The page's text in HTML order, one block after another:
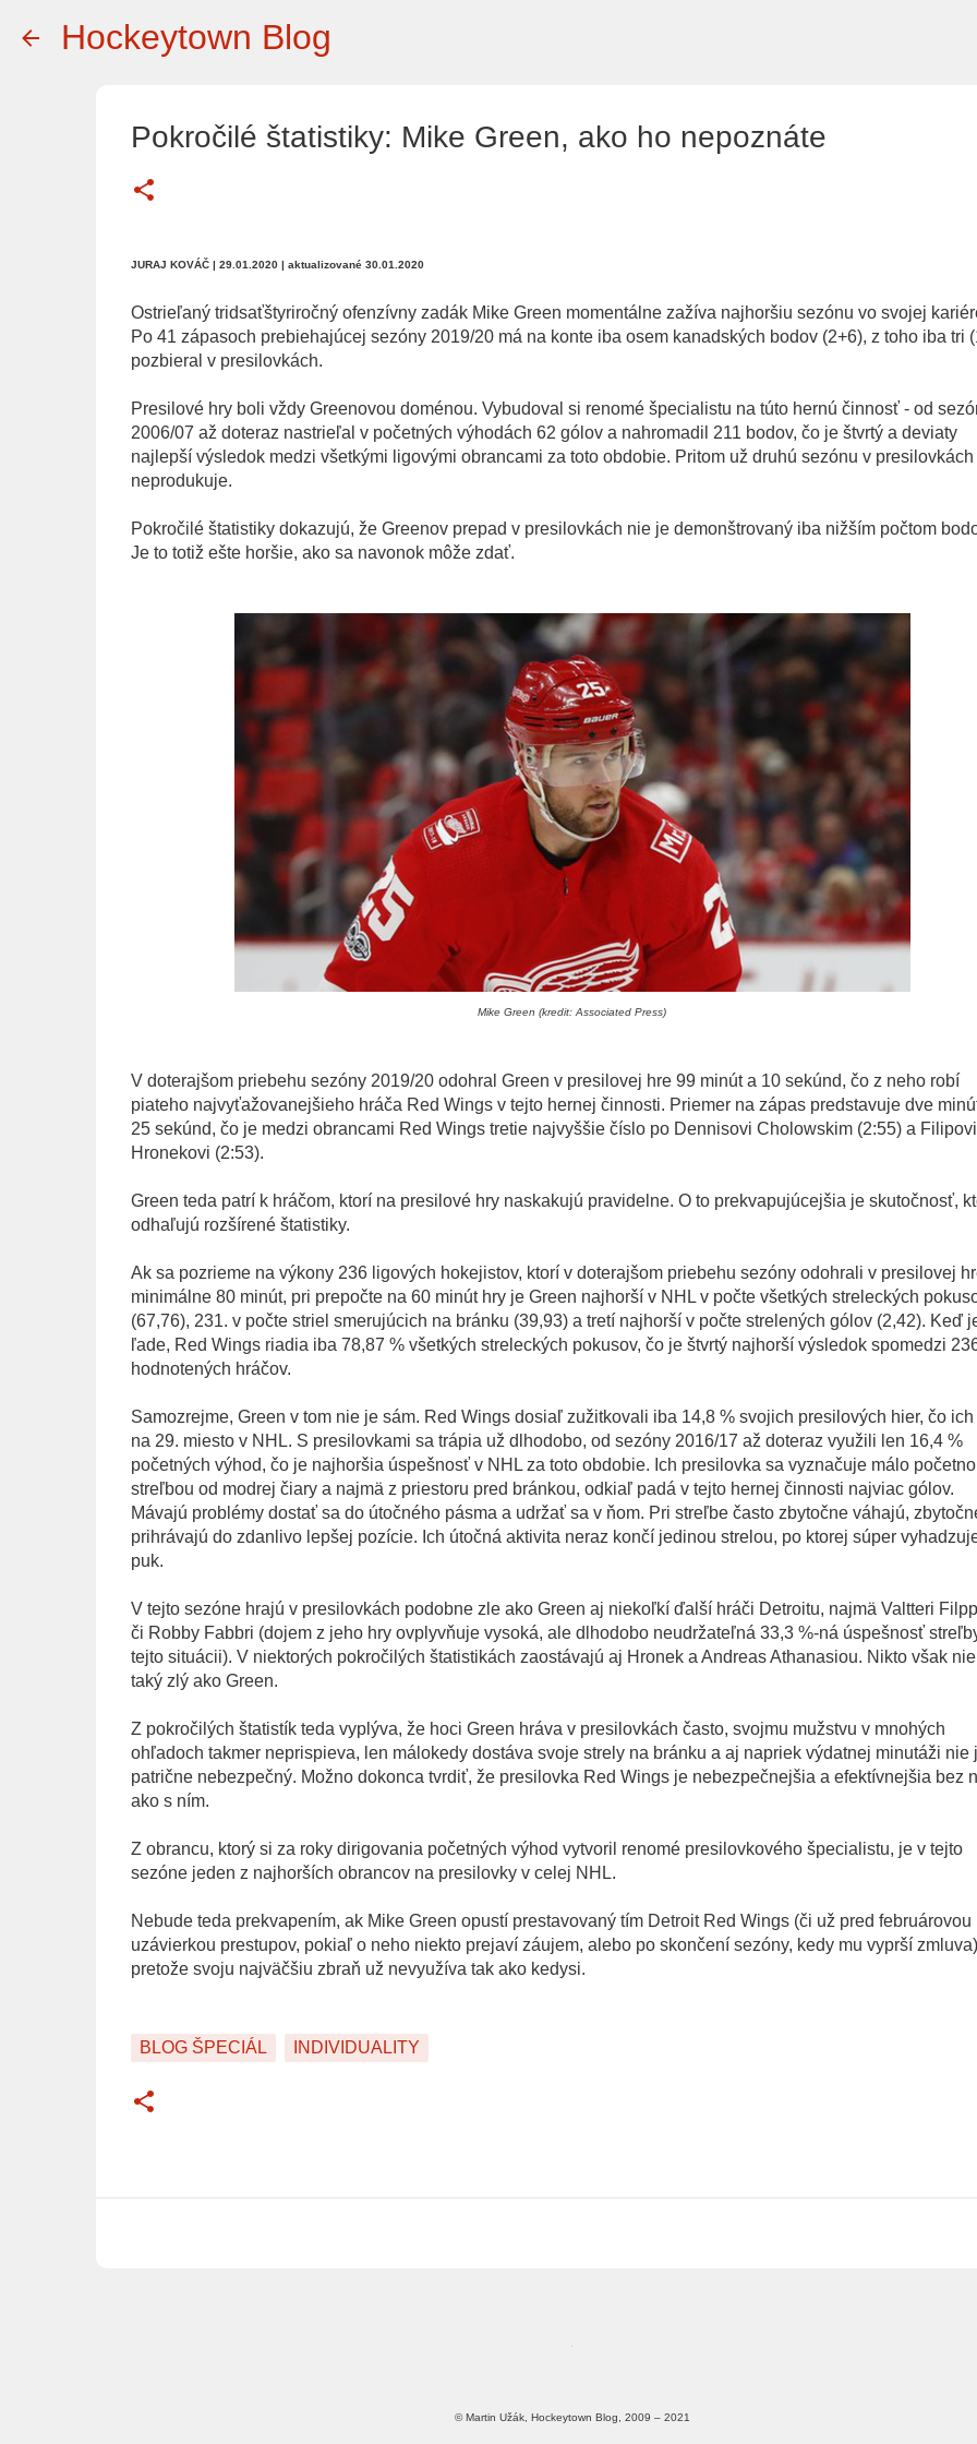
Hockeytown Blog
Pokročilé štatistiky: Mike Green, ako ho nepoznáte
JURAJ KOVÁČ | 29.01.2020 | aktualizované 30.01.2020
Ostrieľaný tridsaťštyriročný ofenzívny zadák Mike Green momentálne zažíva najhoršiu sezónu vo svojej
Po 41 zápasoch prebiehajúcej sezóny 2019/20 má na konte iba osem kanadských bodov (2+6), z toho iba tri
pozbieral v presilovkách.
Presilové hry boli vždy Greenovou doménou. Vybudoval si renomé špecialistu na túto hernú činnosť - od
2006/07 až doteraz nastrieľal v početných výhodách 62 gólov a nahromadil 211 bodov, čo je štvrtý a deviaty
najlepší výsledok medzi všetkými ligovými obrancami za toto obdobie. Pritom už druhú sezónu v
neprodukuje.
Pokročilé štatistiky dokazujú, že Greenov prepad v presilovkách nie je demonštrovaný iba nižším počtom
Je to totiž ešte horšie, ako sa navonok môže zdať.
Mike Green (kredit: Associated Press)
V doterajšom priebehu sezóny 2019/20 odohral Green v presilovej hre 99 minút a 10 sekúnd, čo z neho robí
piateho najvyťažovanejšieho hráča Red Wings v tejto hernej činnosti. Priemer na zápas predstavuje dve
25 sekúnd, čo je medzi obrancami Red Wings tretie najvyššie číslo po Dennisovi Cholowskim (2:55) a Filipovi
Hronekovi (2:53).
Green teda patrí k hráčom, ktorí na presilové hry naskakujú pravidelne. O to prekvapujúcejšia je skutočnosť,
odhaľujú rozšírené štatistiky.
Ak sa pozrieme na výkony 236 ligových hokejistov, ktorí v doterajšom priebehu sezóny odohrali v presilovej
minimálne 80 minút, pri prepočte na 60 minút hry je Green najhorší v NHL v počte všetkých streleckých
(67,76), 231. v počte striel smerujúcich na bránku (39,93) a tretí najhorší v počte strelených gólov (2,42). Keď
ľade, Red Wings riadia iba 78,87 % všetkých streleckých pokusov, čo je štvrtý najhorší výsledok spomedzi
hodnotených hráčov.
Samozrejme, Green v tom nie je sám. Red Wings dosiaľ zužitkovali iba 14,8 % svojich presilových hier, čo ich
na 29. miesto v NHL. S presilovkami sa trápia už dlhodobo, od sezóny 2016/17 až doteraz využili len 16,4 %
početných výhod, čo je najhoršia úspešnosť v NHL za toto obdobie. Ich presilovka sa vyznačuje málo
streľbou od modrej čiary a najmä z priestoru pred bránkou, odkiaľ padá v tejto hernej činnosti najviac gólov.
Mávajú problémy dostať sa do útočného pásma a udržať sa v ňom. Pri streľbe často zbytočne váhajú,
prihrávajú do zdanlivo lepšej pozície. Ich útočná aktivita neraz končí jedinou strelou, po ktorej súper
puk.
V tejto sezóne hrajú v presilovkách podobne zle ako Green aj niekoľkí ďalší hráči Detroitu, najmä Valtteri
či Robby Fabbri (dojem z jeho hry ovplyvňuje vysoká, ale dlhodobo neudržateľná 33,3 %-ná úspešnosť
tejto situácii). V niektorých pokročilých štatistikách zaostávajú aj Hronek a Andreas Athanasiou. Nikto však
taký zlý ako Green.
Z pokročilých štatistík teda vyplýva, že hoci Green hráva v presilovkách často, svojmu mužstvu v mnohých
ohľadoch takmer neprispieva, len málokedy dostáva svoje strely na bránku a aj napriek výdatnej minutáži nie
patrične nebezpečný. Možno dokonca tvrdiť, že presilovka Red Wings je nebezpečnejšia a efektívnejšia bez
ako s ním.
Z obrancu, ktorý si za roky dirigovania početných výhod vytvoril renomé presilovkového špecialistu, je v tejto
sezóne jeden z najhorších obrancov na presilovky v celej NHL.
Nebude teda prekvapením, ak Mike Green opustí prestavovaný tím Detroit Red Wings (či už pred februárovou
uzávierkou prestupov, pokiaľ o neho niekto prejaví záujem, alebo po skončení sezóny, kedy mu vyprší
pretože svoju najväčšiu zbraň už nevyužíva tak ako kedysi.
BLOG ŠPECIÁL INDIVIDUALITY
© Martin Užák, Hockeytown Blog, 2009 – 2021